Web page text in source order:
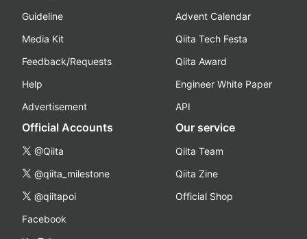
Guideline
Media Kit
Feedback/Requests
Help
Advertisement
Advent Calendar
Qiita Tech Festa
Qiita Award
Engineer White Paper
API
Official Accounts
@Qiita
@qiita_milestone
@qiitapoi
Facebook
Our service
Qiita Team
Qiita Zine
Official Shop